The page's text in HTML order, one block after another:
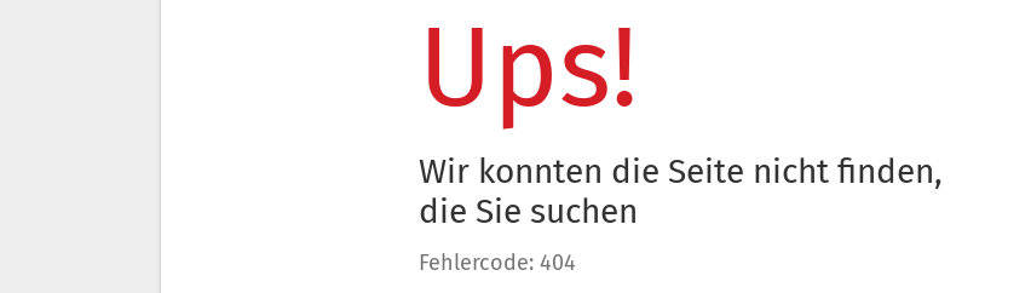
Ups!
Wir konnten die Seite nicht finden,
die Sie suchen
Fehlercode: 404